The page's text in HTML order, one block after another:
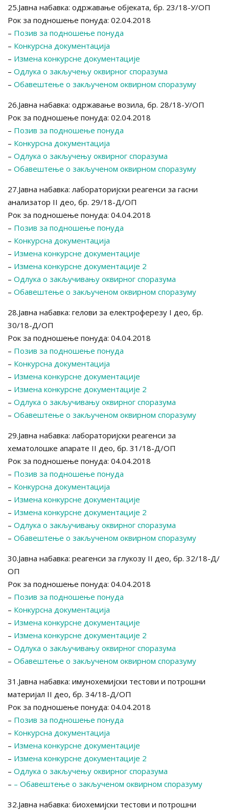
25.Јавна набавка: одржавање објеката, бр. 23/18-У/ОП
Рок за подношење понуда: 02.04.2018
– Позив за подношење понуда
– Конкурсна документација
– Измена конкурсне документације
– Одлука о закључењу оквирног споразума
– Обавештење о закљученом оквирном споразуму
26.Јавна набавка: одржавање возила, бр. 28/18-У/ОП
Рок за подношење понуда: 02.04.2018
– Позив за подношење понуда
– Конкурсна документација
– Одлука о закључењу оквирног споразума
– Обавештење о закљученом оквирном споразуму
27.Јавна набавка: лабораторијски реагенси за гасни
анализатор II део, бр. 29/18-Д/ОП
Рок за подношење понуда: 04.04.2018
– Позив за подношење понуда
– Конкурсна документација
– Измена конкурсне документације
– Измена конкурсне документације 2
– Одлука о закључивању оквирног споразума
– Обавештење о закљученом оквирном споразуму
28.Јавна набавка: гелови за електроферезу I део, бр.
30/18-Д/ОП
Рок за подношење понуда: 04.04.2018
– Позив за подношење понуда
– Конкурсна документација
– Измена конкурсне документације
– Измена конкурсне документације 2
– Одлука о закључивању оквирног споразума
– Обавештење о закљученом оквирном споразуму
29.Јавна набавка: лабораторијски реагенси за
хематолошке апарате II део, бр. 31/18-Д/ОП
Рок за подношење понуда: 04.04.2018
– Позив за подношење понуда
– Конкурсна документација
– Измена конкурсне документације
– Измена конкурсне документације 2
– Одлука о закључивању оквирног споразума
– Обавештење о закљученом оквирном споразуму
30.Јавна набавка: реагенси за глукозу II део, бр. 32/18-Д/
ОП
Рок за подношење понуда: 04.04.2018
– Позив за подношење понуда
– Конкурсна документација
– Измена конкурсне документације
– Измена конкурсне документације 2
– Одлука о закључивању оквирног споразума
– Обавештење о закљученом оквирном споразуму
31.Јавна набавка: имунохемијски тестови и потрошни
материјал II део, бр. 34/18-Д/ОП
Рок за подношење понуда: 04.04.2018
– Позив за подношење понуда
– Конкурсна документација
– Измена конкурсне документације
– Измена конкурсне документације 2
– Одлука о закључењу оквирног споразума
– – Обавештење о закљученом оквирном споразуму
32.Јавна набавка: биохемијски тестови и потрошни